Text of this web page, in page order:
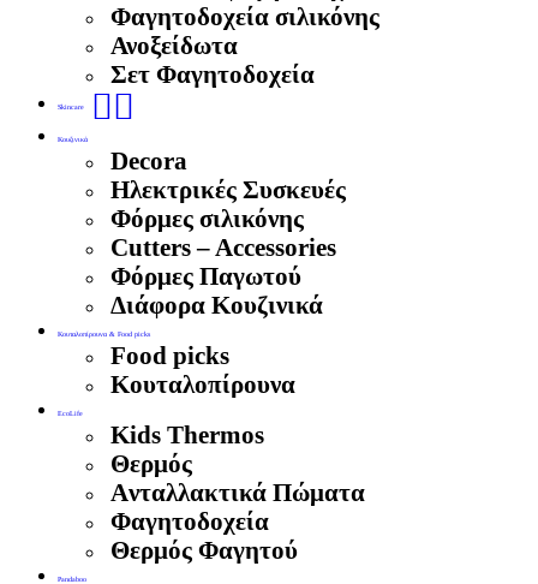
Φαγητοδοχεία σιλικόνης
Ανοξείδωτα
Σετ Φαγητοδοχεία
Skincare 🧖‍♀️
Κουζινικά
Decora
Ηλεκτρικές Συσκευές
Φόρμες σιλικόνης
Cutters – Accessories
Φόρμες Παγωτού
Διάφορα Κουζινικά
Κουταλοπίρουνα & Food picks
Food picks
Κουταλοπίρουνα
EcoLife
Kids Thermos
Θερμός
Aνταλλακτικά Πώματα
Φαγητοδοχεία
Θερμός Φαγητού
Pandaboo